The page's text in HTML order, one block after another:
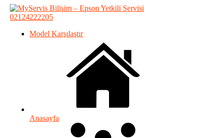
02124222205
Model Karşılaştır
Anasayfa